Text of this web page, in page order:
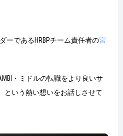
ーであるHRBPチーム責任者の宮
・ミドルの転職をより良いサ
という熱い想いをお話しさせて